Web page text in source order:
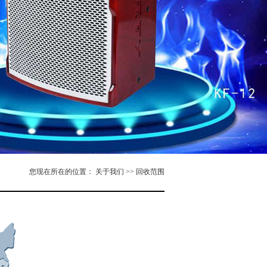
您现在所在的位置： 关于我们 >> 回收范围